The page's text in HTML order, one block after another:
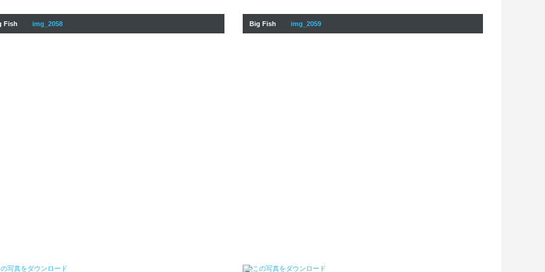
Fish img_2058 Big Fish img_2059